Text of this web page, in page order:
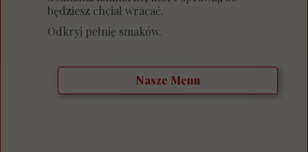
będziesz chciał wracać.
Odkryj pełnię smaków.
Nasze Menu